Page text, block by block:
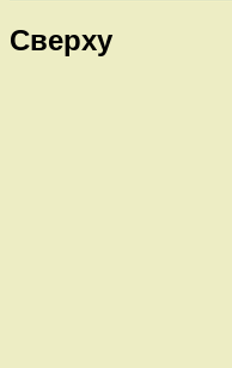
Сверху